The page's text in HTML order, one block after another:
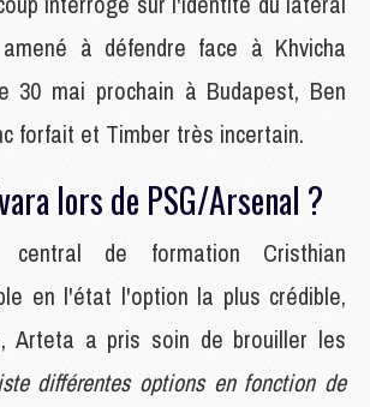
à défendre face à Khvicha
30 mai prochain à Budapest, Ben
forfait et Timber très incertain.
lors de PSG/Arsenal ?
central de formation Cristhian
en l'état l'option la plus crédible,
Arteta a pris soin de brouiller les
différentes options en fonction de